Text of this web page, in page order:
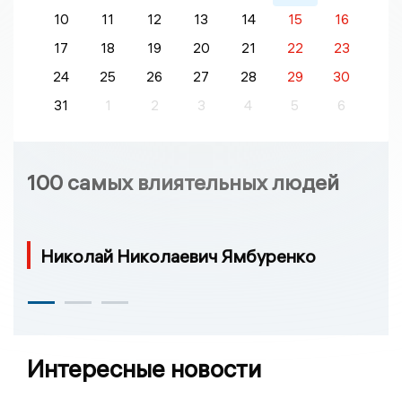
10
11 12 13 14 15
16
17
18 19 20 21 22
23
24
25 26 27 28 29
30
31
1 2 3 4 5 6
100 самых влиятельных людей
Николай Николаевич Ямбуренко
Интересные новости